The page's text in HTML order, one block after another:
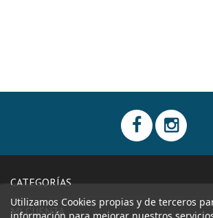
CATEGORÍAS
MI CUENTA
Utilizamos Cookies propias y de terceros